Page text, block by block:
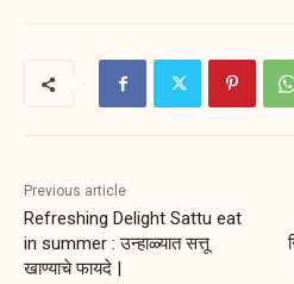
Previous article
Refreshing Delight Sattu eat
in summer : उन्हाळ्यात सत्तू
खाण्याचे फायदे |